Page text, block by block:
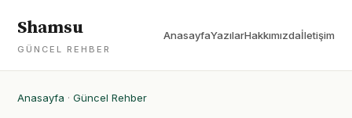
Shamsu
GÜNCEL REHBER
AnasayfaYazılarHakkımızdaİletişim
Anasayfa · Güncel Rehber